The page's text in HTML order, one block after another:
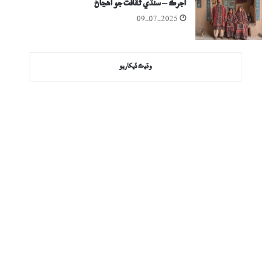
اجرڪ – سنڌي ثقافت جو اُھڃاڻ
09-07-2025
وڌيڪ ڏيکاريو